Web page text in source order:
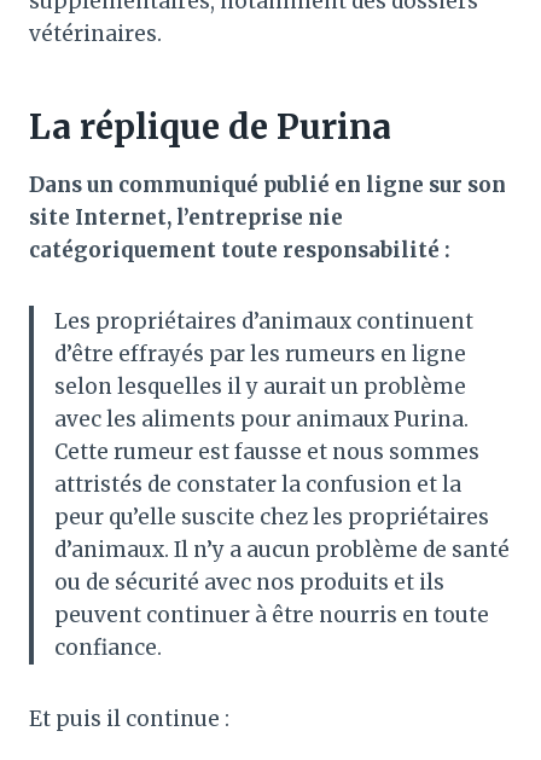
vétérinaires.
La réplique de Purina
Dans un communiqué publié en ligne sur son
site Internet, l’entreprise nie
catégoriquement toute responsabilité :
Les propriétaires d’animaux continuent
d’être effrayés par les rumeurs en ligne
selon lesquelles il y aurait un problème
avec les aliments pour animaux Purina.
Cette rumeur est fausse et nous sommes
attristés de constater la confusion et la
peur qu’elle suscite chez les propriétaires
d’animaux. Il n’y a aucun problème de santé
ou de sécurité avec nos produits et ils
peuvent continuer à être nourris en toute
confiance.
Et puis il continue :